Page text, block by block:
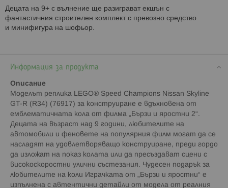
Децата на 9+ с вълнение ще разиграват екшън с
фантастичния строителен комплект с превозно средство
и минифигура на шофьор.
Информация за продукта
Описание
Моделът реплика LEGO® Speed Champions Nissan Skyline
GT-R (R34) (76917) за конструиране е вдъхновена от
емблематичната кола от филма „Бързи и яростни 2“.
Децата на възраст над 9 години, любителите на
автомобили и феновете на популярния филм могат да се
насладят на удовлетворяващо конструиране, преди гордо
да изложат на показ колата или да пресъздават сцени с
високоскоростни улични състезания. Чудесен подарък за
любителите на коли Играчката от „Бързи и яростни“ е
изпълнена с автентични детайли от модела от реалния